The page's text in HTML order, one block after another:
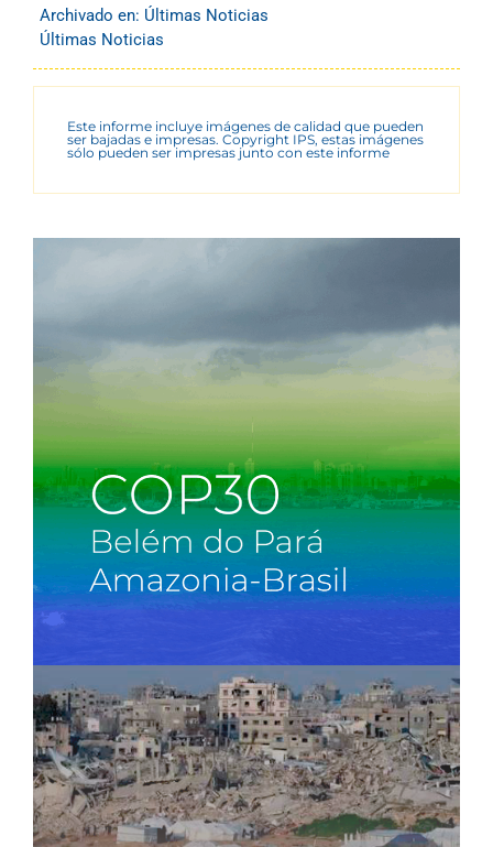
Archivado en: Últimas Noticias
Últimas Noticias
Este informe incluye imágenes de calidad que pueden
ser bajadas e impresas. Copyright IPS, estas imágenes
sólo pueden ser impresas junto con este informe